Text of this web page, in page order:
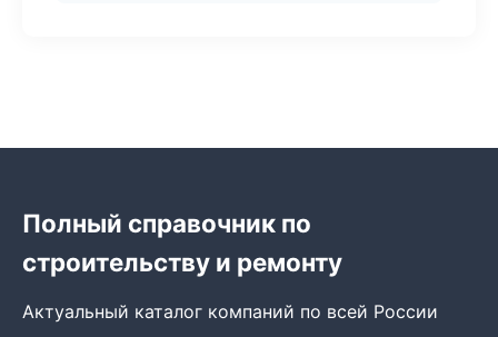
Полный справочник по
строительству и ремонту
Актуальный каталог компаний по всей России